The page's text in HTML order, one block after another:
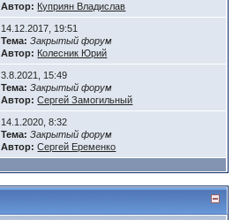
Автор: Куприян Владислав
14.12.2017, 19:51
Тема: Закрытый форум
Автор: Колесник Юрий
3.8.2021, 15:49
Тема: Закрытый форум
Автор: Сергей Замогильный
14.1.2020, 8:32
Тема: Закрытый форум
Автор: Сергей Еременко